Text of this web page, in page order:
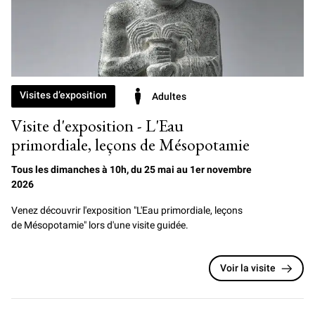
Visite d'exposition - L'Eau
primordiale, leçons de Mésopotamie
Visites d’exposition Adultes
Tous les dimanches à 10h, du 25 mai au 1er novembre
2026
Venez découvrir l'exposition "L'Eau primordiale, leçons
de Mésopotamie" lors d'une visite guidée.
Voir la visite